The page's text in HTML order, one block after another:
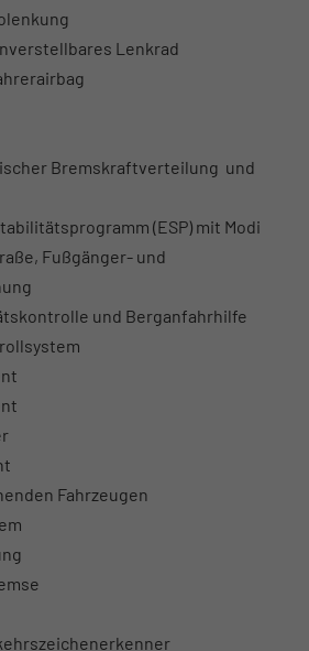
Lenkrad
Bremskraftverteilung und
(ESP) mit Modi
Fußgänger- und
und Berganfahrhilfe
Fahrzeugen